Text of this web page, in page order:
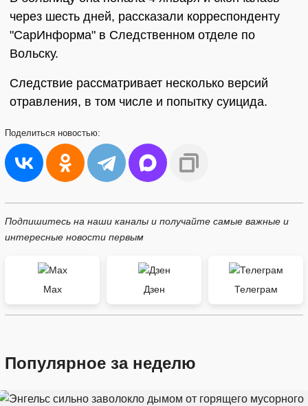
через шесть дней, рассказали корреспонденту
"СарИнформа" в Следственном отделе по
Вольску.
Следствие рассматривает несколько версий
отравления, в том числе и попытку суицида.
Поделиться новостью:
Подпишитесь на наши каналы и получайте самые важные и
интересные новости первым
Max Дзен Телеграм
Популярное за неделю